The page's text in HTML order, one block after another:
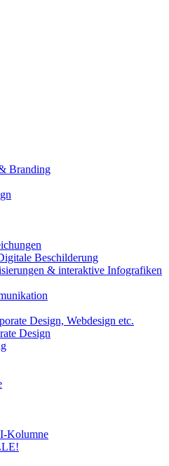
Branding
Beschilderung
& interaktive Infografiken
Design, Webdesign etc.
Design
Kolumne